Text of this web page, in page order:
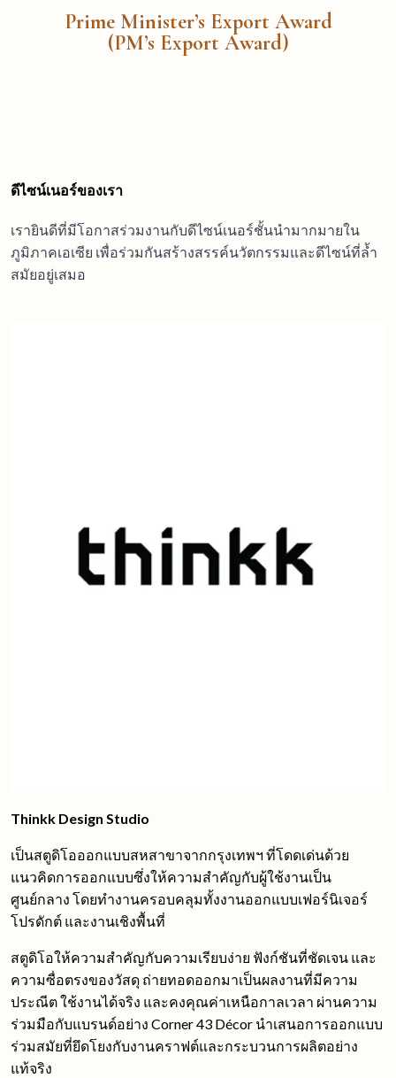
Prime Minister’s Export Award
(PM’s Export Award)
ดีไซน์เนอร์ของเรา
เรายินดีที่มีโอกาสร่วมงานกับดีไซน์เนอร์ชั้นนำมากมายใน
ภูมิภาคเอเซีย เพื่อร่วมกันสร้างสรรค์นวัตกรรมและดีไซน์ที่ล้ำ
สมัยอยู่เสมอ
Thinkk Design Studio
เป็นสตูดิโอออกแบบสหสาขาจากกรุงเทพฯ ที่โดดเด่นด้วย
แนวคิดการออกแบบซึ่งให้ความสำคัญกับผู้ใช้งานเป็น
ศูนย์กลาง โดยทำงานครอบคลุมทั้งงานออกแบบเฟอร์นิเจอร์
โปรดักต์ และงานเชิงพื้นที่
สตูดิโอให้ความสำคัญกับความเรียบง่าย ฟังก์ชันที่ชัดเจน และ
ความซื่อตรงของวัสดุ ถ่ายทอดออกมาเป็นผลงานที่มีความ
ประณีต ใช้งานได้จริง และคงคุณค่าเหนือกาลเวลา ผ่านความ
ร่วมมือกับแบรนด์อย่าง Corner 43 Décor นำเสนอการออกแบบ
ร่วมสมัยที่ยึดโยงกับงานคราฟต์และกระบวนการผลิตอย่าง
แท้จริง